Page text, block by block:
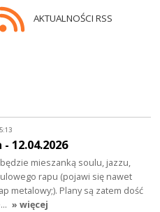
AKTUALNOŚCI RSS
12.04.2026
mieszanką soulu, jazzu,
rapu (pojawi się nawet
metalowy;). Plany są zatem dość
» więcej